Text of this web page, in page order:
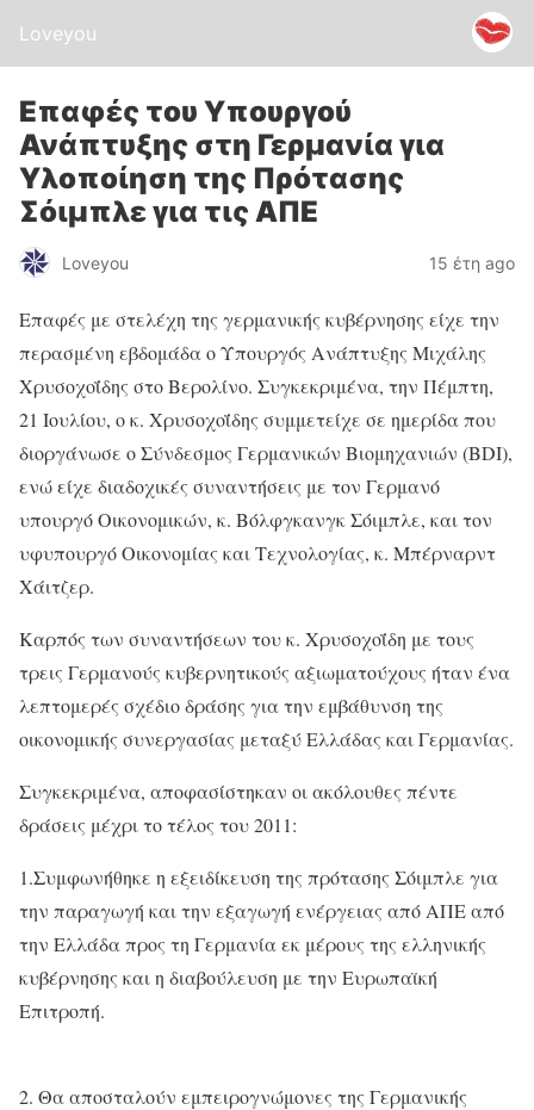
Loveyou
Επαφές του Υπουργού
Ανάπτυξης στη Γερμανία για
Υλοποίηση της Πρότασης
Σόιμπλε για τις ΑΠΕ
Loveyou 15 έτη ago
Επαφές με στελέχη της γερμανικής κυβέρνησης είχε την
περασμένη εβδομάδα ο Υπουργός Ανάπτυξης Μιχάλης
Χρυσοχοΐδης στο Βερολίνο. Συγκεκριμένα, την Πέμπτη,
21 Ιουλίου, ο κ. Χρυσοχοΐδης συμμετείχε σε ημερίδα που
διοργάνωσε ο Σύνδεσμος Γερμανικών Βιομηχανιών (BDI),
ενώ είχε διαδοχικές συναντήσεις με τον Γερμανό
υπουργό Οικονομικών, κ. Βόλφγκανγκ Σόιμπλε, και τον
υφυπουργό Οικονομίας και Τεχνολογίας, κ. Μπέρναρντ
Χάιτζερ.
Καρπός των συναντήσεων του κ. Χρυσοχοΐδη με τους
τρεις Γερμανούς κυβερνητικούς αξιωματούχους ήταν ένα
λεπτομερές σχέδιο δράσης για την εμβάθυνση της
οικονομικής συνεργασίας μεταξύ Ελλάδας και Γερμανίας.
Συγκεκριμένα, αποφασίστηκαν οι ακόλουθες πέντε
δράσεις μέχρι το τέλος του 2011:
1.Συμφωνήθηκε η εξειδίκευση της πρότασης Σόιμπλε για
την παραγωγή και την εξαγωγή ενέργειας από ΑΠΕ από
την Ελλάδα προς τη Γερμανία εκ μέρους της ελληνικής
κυβέρνησης και η διαβούλευση με την Ευρωπαϊκή
Επιτροπή.
2. Θα αποσταλούν εμπειρογνώμονες της Γερμανικής